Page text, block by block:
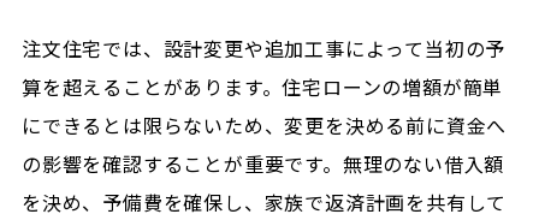
注文住宅では、設計変更や追加工事によって当初の予
算を超えることがあります。住宅ローンの増額が簡単
にできるとは限らないため、変更を決める前に資金へ
の影響を確認することが重要です。無理のない借入額
を決め、予備費を確保し、家族で返済計画を共有して